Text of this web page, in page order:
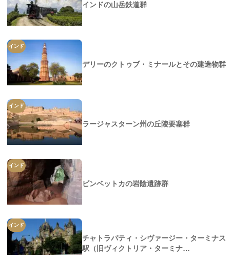
インドの山岳鉄道群
インド
デリーのクトゥブ・ミナールとその建造物群
インド
ラージャスターン州の丘陵要塞群
インド
ビンベットカの岩陰遺跡群
インド
チャトラパティ・シヴァージー・ターミナス
駅（旧ヴィクトリア・ターミナ…